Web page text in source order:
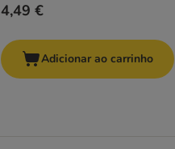
4,49 €
Adicionar ao carrinho